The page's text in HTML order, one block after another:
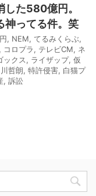
した580億円。
神ってる件。笑
, NEM, てるみくらぶ,
, コロプラ, テレビCM, ネ
ックス, ライザップ, 仮
哲朗, 特許侵害, 白猫プ
, 訴訟